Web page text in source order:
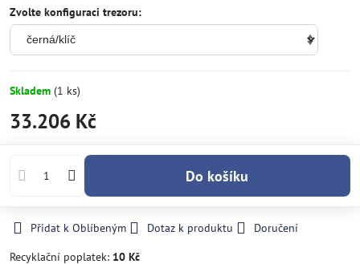
Zvolte konfiguraci trezoru:
Skladem (1 ks)
33.206 Kč
Do košíku
Přidat k Oblíbeným Dotaz k produktu
Doručení
Recyklační poplatek: 10 Kč